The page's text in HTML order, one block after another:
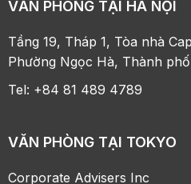
VĂN PHÒNG TẠI HÀ NỘI
Tầng 19, Tháp 1, Tòa nhà
Phường Ngọc Hà, Thành
Tel: +84 81 489 4789
VĂN PHÒNG TẠI TOKYO
Corporate Advisers Inc